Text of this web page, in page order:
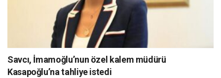
Savcı, İmamoğlu’nun özel kalem müdürü
Kasapoğlu’na tahliye istedi